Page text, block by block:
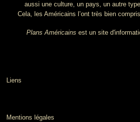
aussi une culture, un pays, un autre
Cela, les Américains l’ont très bien
Plans Américains est un site
Liens
Mentions légales